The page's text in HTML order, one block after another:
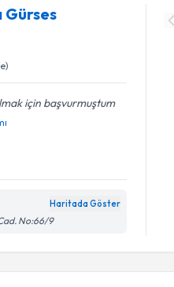
Gürses
için başvurmuştum
Haritada Göster
No:66/9